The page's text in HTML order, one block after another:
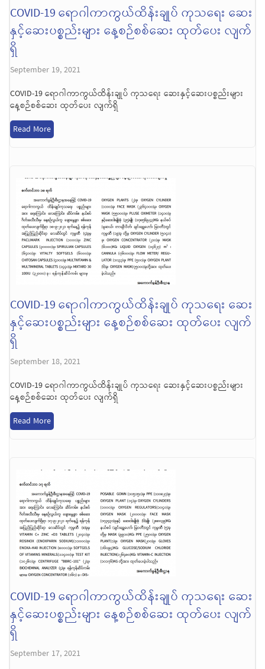
COVID-19 ရောဂါကာကွယ်ထိန်းချုပ် ကုသရေး ဆေး
နှင့်ဆေးပစ္စည်းများ နေ့စဉ်စစ်ဆေး ထုတ်ပေး လျက်
ရှိ
September 19, 2021
COVID-19 ရောဂါကာကွယ်ထိန်းချုပ် ကုသရေး ဆေးနှင့်ဆေးပစ္စည်းများ
နေ့စဉ်စစ်ဆေး ထုတ်ပေး လျက်ရှိ
Read More
COVID-19 ရောဂါကာကွယ်ထိန်းချုပ် ကုသရေး ဆေး
နှင့်ဆေးပစ္စည်းများ နေ့စဉ်စစ်ဆေး ထုတ်ပေး လျက်
ရှိ
September 18, 2021
COVID-19 ရောဂါကာကွယ်ထိန်းချုပ် ကုသရေး ဆေးနှင့်ဆေးပစ္စည်းများ
နေ့စဉ်စစ်ဆေး ထုတ်ပေး လျက်ရှိ
Read More
COVID-19 ရောဂါကာကွယ်ထိန်းချုပ် ကုသရေး ဆေး
နှင့်ဆေးပစ္စည်းများ နေ့စဉ်စစ်ဆေး ထုတ်ပေး လျက်
ရှိ
September 17, 2021